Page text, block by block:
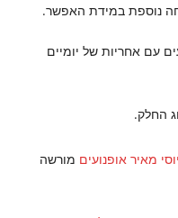
במידת האפשר.
אחריות של יומיים
מאיר אופנועיםמורשה